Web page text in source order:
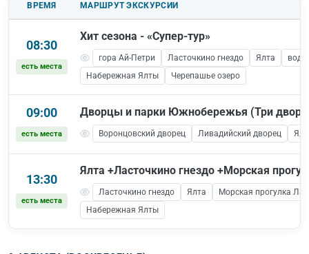
ВРЕМЯ МАРШРУТ ЭКСКУРСИИ
08:30
есть места
Хит сезона - «Супер-тур»
гора Ай-Петри Ласточкино гнездо Ялта
Набережная Ялты
Черепашье озеро
09:00
есть места
Дворцы и парки Южнобережья (Три
Воронцовский дворец Ливадийский дворец
13:30
есть места
Ялта +Ласточкино гнездо +Морская
Ласточкино гнездо Ялта
Морская прогулка
Набережная Ялты